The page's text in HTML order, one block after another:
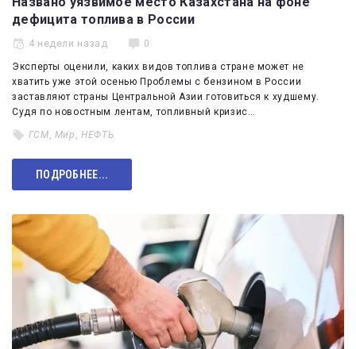
дефицита топлива в России
4 недели назад 0
Эксперты оценили, каких видов топлива стране может не
хватить уже этой осенью Проблемы с бензином в России
заставляют страны Центральной Азии готовиться к худшему.
Судя по новостным лентам, топливный кризис…
ГСМ, Мир ,НЕФТЬ
ПОДРОБНЕЕ...